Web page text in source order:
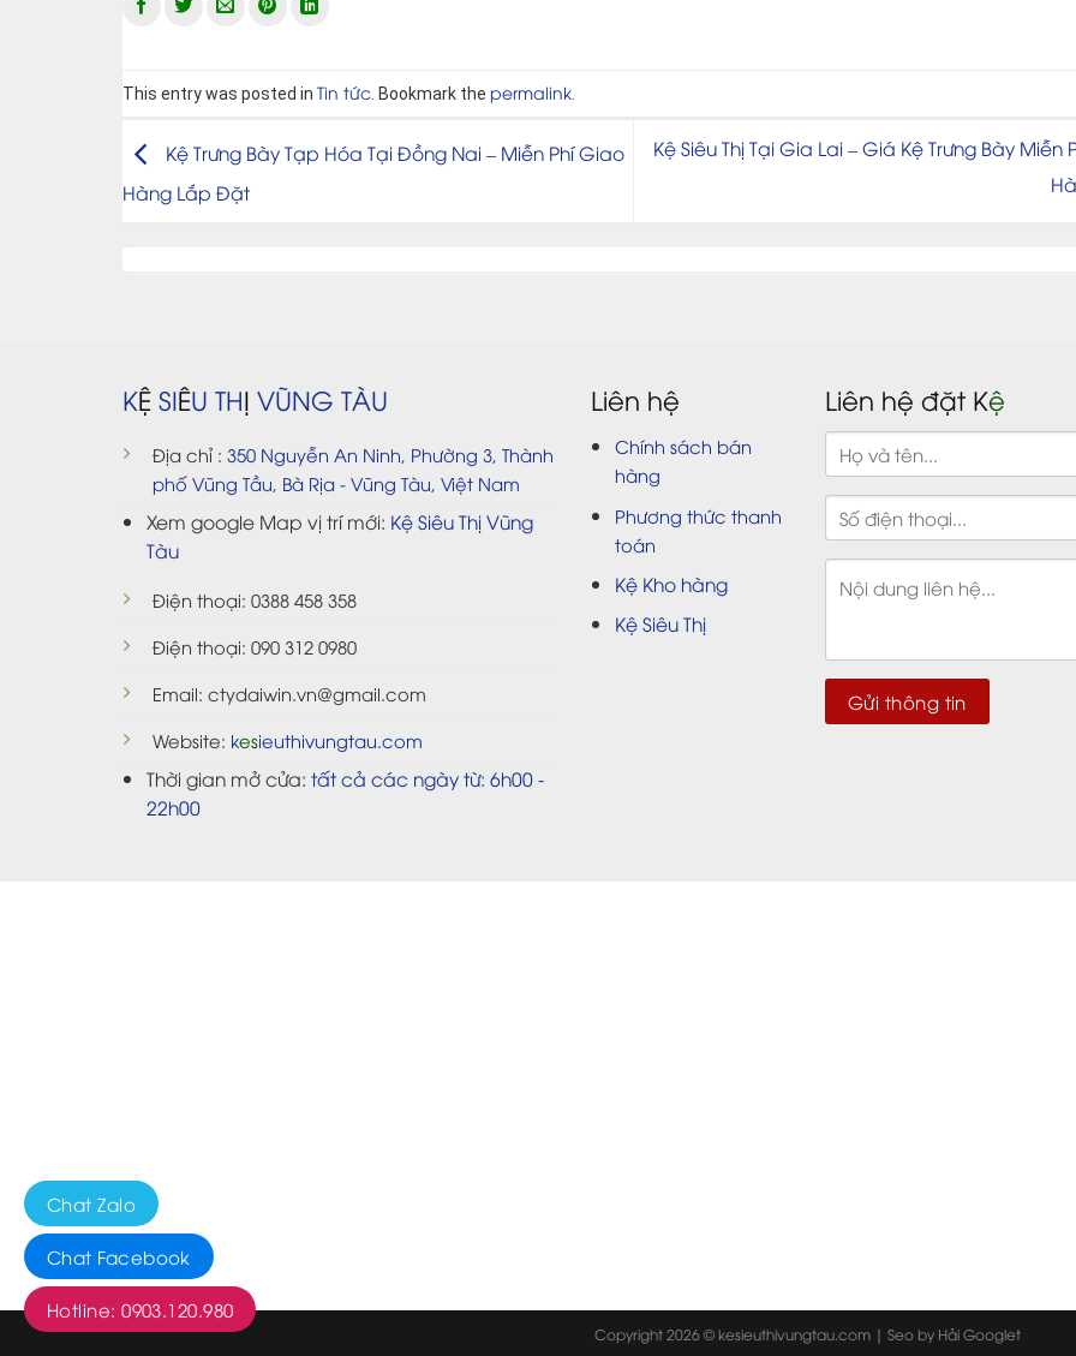
This entry was posted in Tin tức . Bookmark the permalink
Kệ Trưng Bày Tạp Hóa Tại Đồng Nai – Miễn Phí Giao
Hàng Lắp Đặt
Kệ Siêu Thị Tại Gia Lai – Giá Kệ Trưng Bày Miễn
KỆ SIÊU THỊ VŨNG TÀU
Địa chỉ : 350 Nguyễn An Ninh, Phường 3, Thành
phố Vũng Tầu, Bà Rịa - Vũng Tàu, Việt Nam
Xem google Map vị trí mới: Kệ Siêu Thị Vũng
Tàu
Điện thoại: 0388 458 358
Điện thoại: 090 312 0980
Email: ctydaiwin.vn@gmail.com
Website: kesieuthivungtau.com
Thời gian mở cửa: tất cả các ngày từ: 6h00 -
22h00
Liên hệ
Chính sách bán
hàng
Phương thức thanh
toán
Kệ Kho hàng
Kệ Siêu Thị
Liên hệ đặt Kệ
Copyright 2026 © kesieuthivungtau.com| Seo by Hải Googlet
Chat Zalo
Chat Facebook
Hotline: 0903.120.980